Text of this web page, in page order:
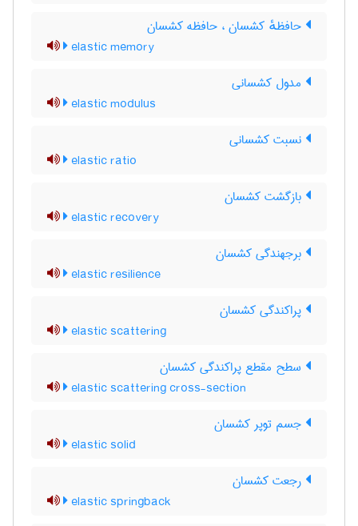
حافظهٔ کشسان ، حافظه کشسان
elastic memory
مدول کشسانی
elastic modulus
نسبت کشسانی
elastic ratio
بازگشت کشسان
elastic recovery
برجهندگی کشسان
elastic resilience
پراکندگی کشسان
elastic scattering
سطح مقطع پراکندگی کشسان
elastic scattering cross-section
جسم توپر کشسان
elastic solid
رجعت کشسان
elastic springback